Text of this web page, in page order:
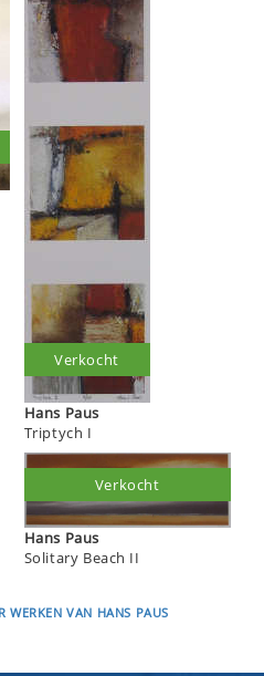
Hans Paus
Triptych I
Verkocht
Hans Paus
Solitary Beach II
Verkocht
WERKEN VAN HANS PAUS